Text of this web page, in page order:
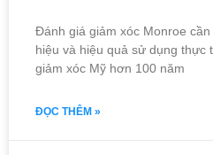
Đánh giá giảm xóc Monroe
hiệu và hiệu quả sử dụng thực
giảm xóc Mỹ hơn 100 năm
ĐỌC THÊM »